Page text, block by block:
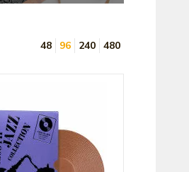
48 96 240 480